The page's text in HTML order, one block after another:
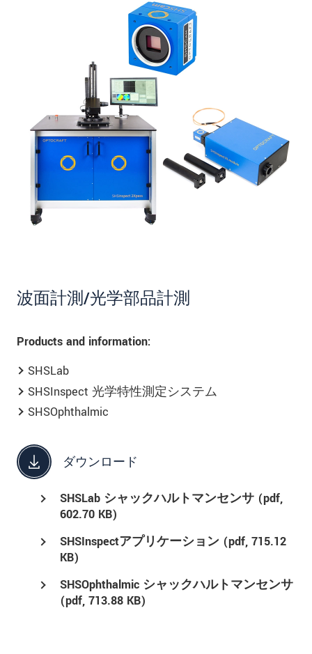
波面計測/光学部品計測
Products and information:
SHSLab
SHSInspect 光学特性測定システム
SHSOphthalmic
ダウンロード
SHSLab シャックハルトマンセンサ (pdf,
602.70 KB)
SHSInspectアプリケーション (pdf, 715.12
KB)
SHSOphthalmic シャックハルトマンセンサ
(pdf, 713.88 KB)